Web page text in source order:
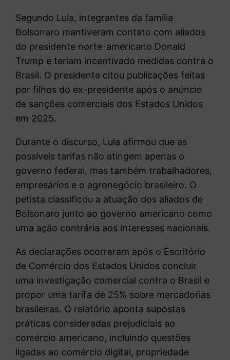
Segundo Lula, integrantes da família
Bolsonaro mantiveram contato com aliados
do presidente norte-americano Donald
Trump e teriam incentivado medidas contra o
Brasil. O presidente citou publicações feitas
por filhos do ex-presidente após o anúncio
de sanções comerciais dos Estados Unidos
em 2025.
Durante o discurso, Lula afirmou que as
possíveis tarifas não atingem apenas o
governo federal, mas também trabalhadores,
empresários e o agronegócio brasileiro. O
petista classificou a atuação dos aliados de
Bolsonaro junto ao governo americano como
uma ação contrária aos interesses nacionais.
As declarações ocorreram após o Escritório
de Comércio dos Estados Unidos concluir
uma investigação comercial contra o Brasil e
propor uma tarifa de 25% sobre mercadorias
brasileiras. O relatório aponta supostas
práticas consideradas prejudiciais ao
comércio americano, incluindo questões
ligadas ao comércio digital, propriedade